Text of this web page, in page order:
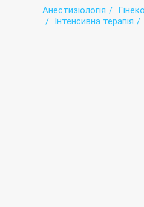
Анестизіологія
Інтенсивна терапія